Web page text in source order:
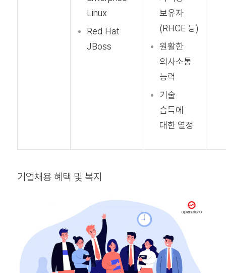
Linux
Red Hat
JBoss
보유자
(RHCE 등)
원활한
의사소통
능력
기술
습득에
대한 열정
기업채용 혜택 및 복지